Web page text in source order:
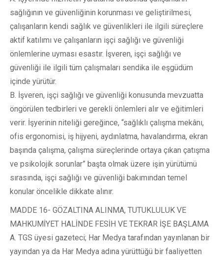
sağlığının ve güvenliğinin korunması ve geliştirilmesi,
çalışanların kendi sağlık ve güvenlikleri ile ilgili süreçlere
aktif katılımı ve çalışanların işçi sağlığı ve güvenliği
önlemlerine uyması esastır. İşveren, işçi sağlığı ve
güvenliği ile ilgili tüm çalışmaları sendika ile eşgüdüm
içinde yürütür.
B. İşveren, işçi sağlığı ve güvenliği konusunda mevzuatta
öngörülen tedbirleri ve gerekli önlemleri alır ve eğitimleri
verir. İşyerinin niteliği gereğince, “sağlıklı çalışma mekânı,
ofis ergonomisi, iş hijyeni, aydınlatma, havalandırma, ekran
başında çalışma, çalışma süreçlerinde ortaya çıkan çatışma
ve psikolojik sorunlar” başta olmak üzere işin yürütümü
sırasında, işçi sağlığı ve güvenliği bakımından temel
konular öncelikle dikkate alınır.
MADDE 16- GÖZALTINA ALINMA, TUTUKLULUK VE
MAHKUMİYET HALİNDE FESİH VE TEKRAR İŞE BAŞLAMA
A. TGS üyesi gazeteci; Har Medya tarafından yayınlanan bir
yayından ya da Har Medya adına yürüttüğü bir faaliyetten